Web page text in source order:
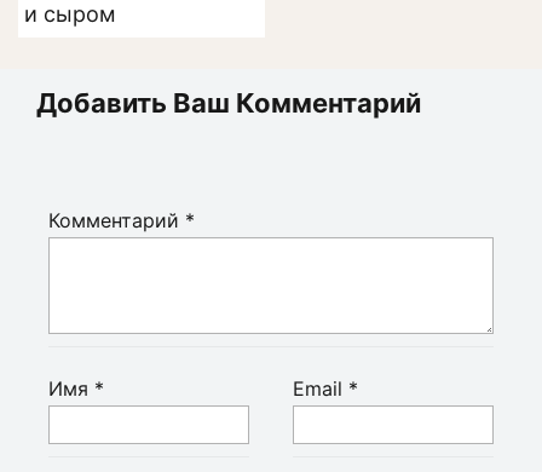
и сыром
Добавить Ваш Комментарий
Комментарий *
Имя * Email *